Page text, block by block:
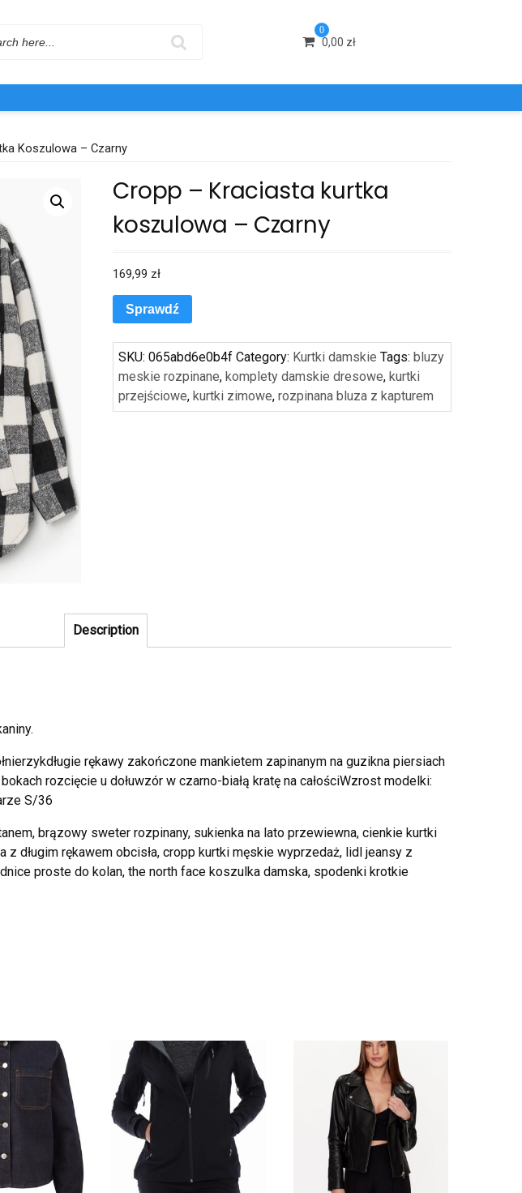
0
0,00 zł
Koszulowa – Czarny
Cropp – Kraciasta kurtka
koszulowa – Czarny
169,99 zł
Sprawdź
SKU:065abd6e0b4f Category: Kurtki damskie Tags:bluzy
meskie rozpinane,komplety damskie dresowe,kurtki
przejściowe,kurtki zimowe,rozpinana bluza z kapturem
Description
rękawy zakończone mankietem zapinanym na guzikna piersiach
rozcięcie u dołuwzór w czarno-białą kratę na całościWzrost modelki:
S/36
brązowy sweter rozpinany, sukienka na lato przewiewna, cienkie kurtki
długim rękawem obcisła, cropp kurtki męskie wyprzedaż, lidl jeansy z
proste do kolan, the north face koszulka damska, spodenki krotkie